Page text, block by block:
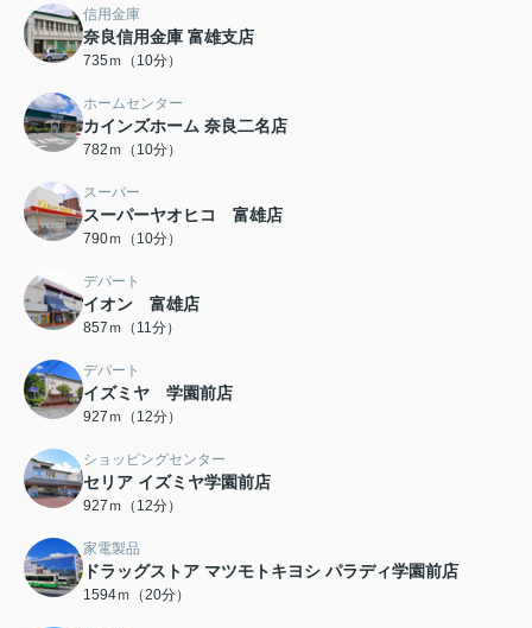
信用金庫
奈良信用金庫 富雄支店
735ｍ（10分）
ホームセンター
カインズホーム 奈良二名店
782ｍ（10分）
スーパー
スーパーヤオヒコ 富雄店
790ｍ（10分）
デパート
イオン 富雄店
857ｍ（11分）
デパート
イズミヤ 学園前店
927ｍ（12分）
ショッピングセンター
セリア イズミヤ学園前店
927ｍ（12分）
家電製品
ドラッグストア マツモトキヨシ パラディ学園前店
1594ｍ（20分）